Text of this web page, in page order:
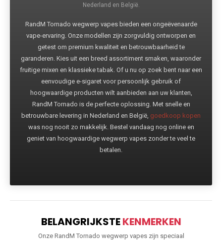
Nederland en België.
RandM Tornado wegwerp vapes bieden een ongeëvenaarde
vape-ervaring. Onze modellen zijn zorgvuldig ontworpen en
getest om premium kwaliteit en betrouwbaarheid te
garanderen. Kies uit een breed assortiment smaken, waaronder
fruitige mixen en klassieke tabak. Of u nu op zoek bent naar een
eenvoudige e-sigaret voor persoonlijk gebruik of
hoogwaardige producten wilt aanbieden aan uw klanten,
RandM Tornado is de perfecte oplossing. Met snelle en
betrouwbare levering in Nederland en België, goedkoop kopen
was nog nooit zo makkelijk. Bestel vandaag nog online en
geniet van hoogwaardige wegwerp vapes zonder te veel te
betalen.
BELANGRIJKSTEKENMERKEN
Onze RandM Tornado wegwerp vapes zijn speciaal